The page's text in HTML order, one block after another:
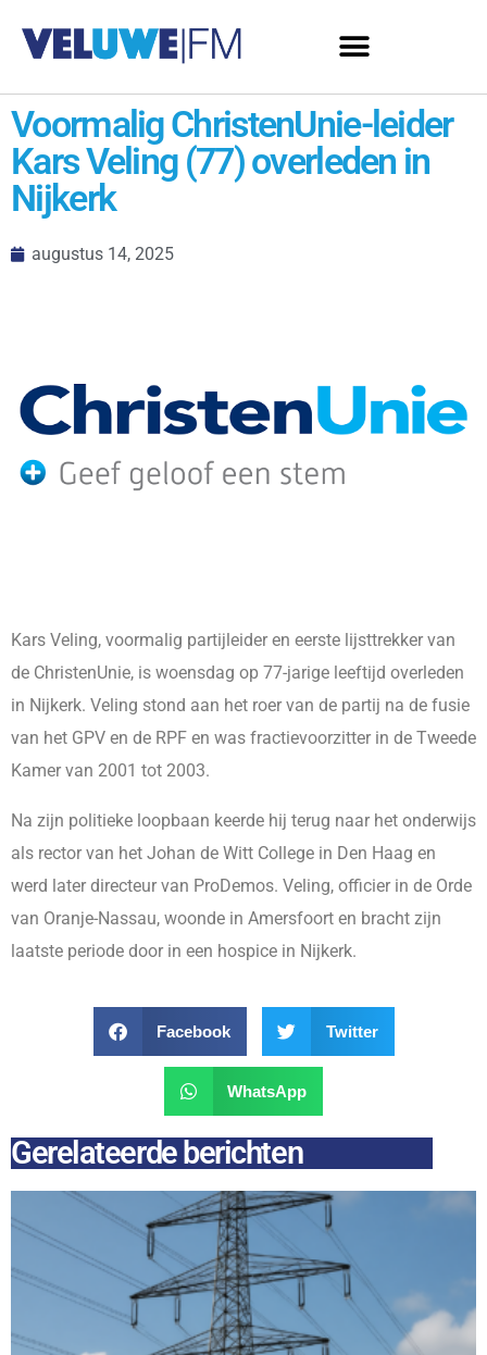
Voormalig ChristenUnie-leider
Kars Veling (77) overleden in
Nijkerk
augustus 14, 2025
Kars Veling, voormalig partijleider en eerste lijsttrekker van
de ChristenUnie, is woensdag op 77-jarige leeftijd overleden
in Nijkerk. Veling stond aan het roer van de partij na de fusie
van het GPV en de RPF en was fractievoorzitter in de Tweede
Kamer van 2001 tot 2003.
Na zijn politieke loopbaan keerde hij terug naar het onderwijs
als rector van het Johan de Witt College in Den Haag en
werd later directeur van ProDemos. Veling, officier in de Orde
van Oranje-Nassau, woonde in Amersfoort en bracht zijn
laatste periode door in een hospice in Nijkerk.
Facebook Twitter
WhatsApp
Gerelateerde berichten